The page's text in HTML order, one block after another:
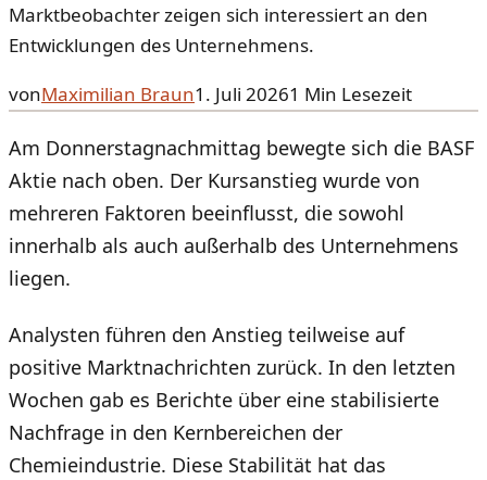
Marktbeobachter zeigen sich interessiert an den
Entwicklungen des Unternehmens.
vonMaximilian Braun1. Juli 20261 Min Lesezeit
Am Donnerstagnachmittag bewegte sich die BASF
Aktie nach oben. Der Kursanstieg wurde von
mehreren Faktoren beeinflusst, die sowohl
innerhalb als auch außerhalb des Unternehmens
liegen.
Analysten führen den Anstieg teilweise auf
positive Marktnachrichten zurück. In den letzten
Wochen gab es Berichte über eine stabilisierte
Nachfrage in den Kernbereichen der
Chemieindustrie. Diese Stabilität hat das